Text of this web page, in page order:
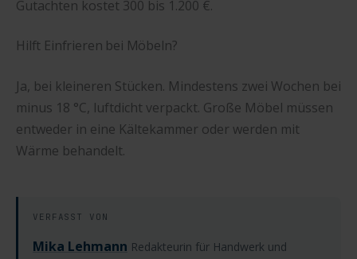
Gutachten kostet 300 bis 1.200 €.
Hilft Einfrieren bei Möbeln?
Ja, bei kleineren Stücken. Mindestens zwei Wochen bei
minus 18 °C, luftdicht verpackt. Große Möbel müssen
entweder in eine Kältekammer oder werden mit
Wärme behandelt.
VERFASST VON
Mika Lehmann Redakteurin für Handwerk und